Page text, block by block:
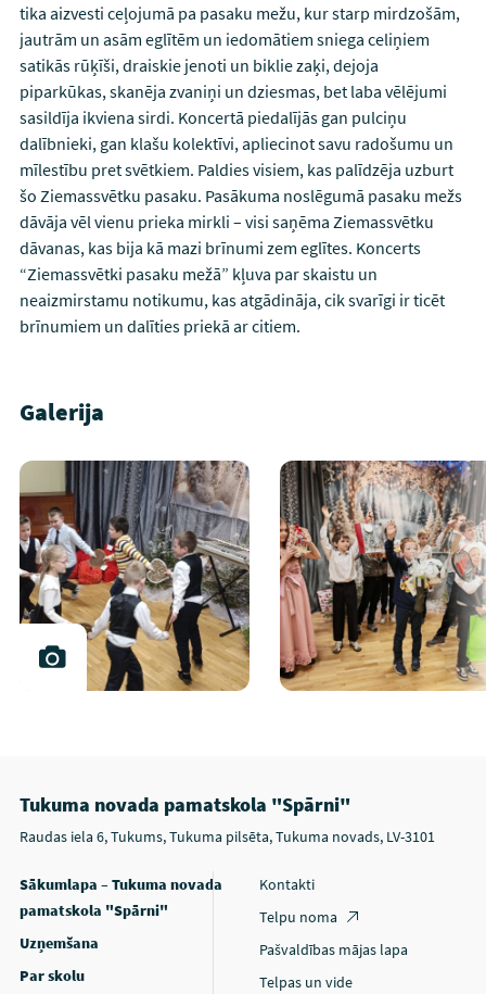
tika aizvesti ceļojumā pa pasaku mežu, kur starp mirdzošām,
jautrām un asām eglītēm un iedomātiem sniega celiņiem
satikās rūķīši, draiskie jenoti un biklie zaķi, dejoja
piparkūkas, skanēja zvaniņi un dziesmas, bet laba vēlējumi
sasildīja ikviena sirdi. Koncertā piedalījās gan pulciņu
dalībnieki, gan klašu kolektīvi, apliecinot savu radošumu un
mīlestību pret svētkiem. Paldies visiem, kas palīdzēja uzburt
šo Ziemassvētku pasaku. Pasākuma noslēgumā pasaku mežs
dāvāja vēl vienu prieka mirkli – visi saņēma Ziemassvētku
dāvanas, kas bija kā mazi brīnumi zem eglītes. Koncerts
“Ziemassvētki pasaku mežā” kļuva par skaistu un
neaizmirstamu notikumu, kas atgādināja, cik svarīgi ir ticēt
brīnumiem un dalīties priekā ar citiem.
Galerija
Tukuma novada pamatskola "Spārni"
Raudas iela 6, Tukums, Tukuma pilsēta, Tukuma novads, LV-3101
Sākumlapa – Tukuma novada
pamatskola "Spārni"
Uzņemšana
Par skolu
Kontakti
Telpu noma
Pašvaldības mājas lapa
Telpas un vide